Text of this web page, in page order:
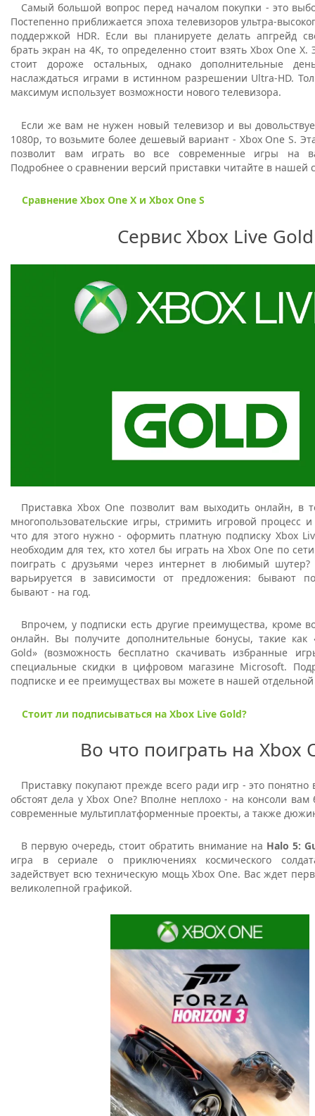
Самый большой вопрос перед началом покупки - это
Постепенно приближается эпоха телевизоров ультра-
поддержкой HDR. Если вы планируете делать апгрейд
брать экран на 4K, то определенно стоит взять Xbox One X.
стоит дороже остальных, однако дополнительные
наслаждаться играми в истинном разрешении Ultra-HD.
максимум использует возможности нового телевизора.
Если же вам не нужен новый телевизор и вы
1080p, то возьмите более дешевый вариант - Xbox One S.
позволит вам играть во все современные игры на
Подробнее о сравнении версий приставки читайте в нашей
Сравнение Xbox One X и Xbox One S
Сервис Xbox Live Gold
Приставка Xbox One позволит вам выходить онлайн, в
многопользовательские игры, стримить игровой процесс
что для этого нужно - оформить платную подписку Xbox
необходим для тех, кто хотел бы играть на Xbox One по
поиграть с друзьями через интернет в любимый
варьируется в зависимости от предложения: бывают
бывают - на год.
Впрочем, у подписки есть другие преимущества, кроме
онлайн. Вы получите дополнительные бонусы, такие как
Gold» (возможность бесплатно скачивать избранные
специальные скидки в цифровом магазине Microsoft.
подписке и ее преимуществах вы можете в нашей отдельной
Стоит ли подписываться на Xbox Live Gold?
Во что поиграть на Xbox
Приставку покупают прежде всего ради игр - это понятно
обстоят дела у Xbox One? Вполне неплохо - на консоли вам
современные мультиплатформенные проекты, а также
В первую очередь, стоит обратить внимание на Halo 5:
игра в сериале о приключениях космического
задействует всю техническую мощь Xbox One. Вас ждет
великолепной графикой.